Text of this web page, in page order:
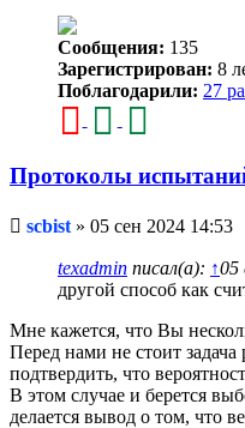
Сообщения: 135
Зарегистрирован: 8
Поблагодарили: 27
Протоколы
Непрочитанное
scbist » 05 сен 2024 14:53
texadmin писал(а): ↑05
другой способ как
Мне кажется, что Вы
Перед нами не стоит задача
подтвердить, что
В этом случае и берется
делается вывод о том, что